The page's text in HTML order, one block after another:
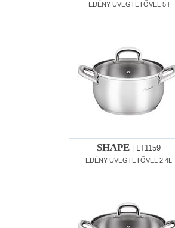
EDÉNY ÜVEGTETŐVEL 5 l
SHAPE| LT1159
EDÉNY ÜVEGTETŐVEL 2,4L